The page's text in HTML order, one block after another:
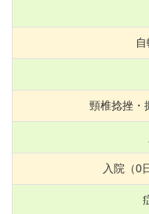
頸椎捻挫
入院（0